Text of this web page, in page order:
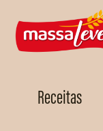
Receitas